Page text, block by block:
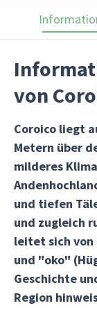
von
Coroico liegt
Metern über
milderes
und tiefen
und zugleich
leitet sich von
und "oko"
Geschichte
Region